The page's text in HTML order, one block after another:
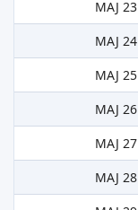
MAJ 23
MAJ 24
MAJ 25
MAJ 26
MAJ 27
MAJ 28